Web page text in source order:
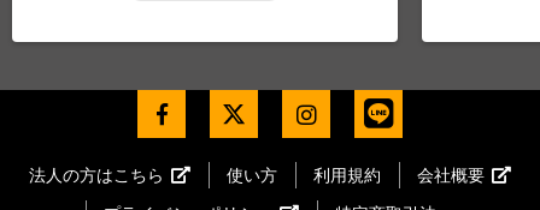
法人の方はこちら 使い方 利用規約
会社概要